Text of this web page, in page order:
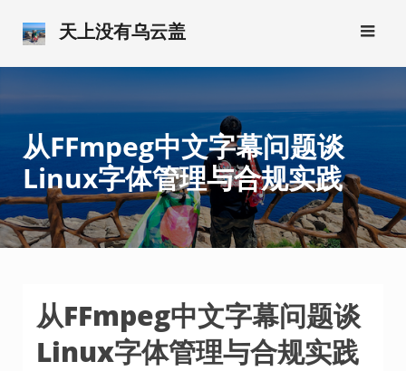
天上没有乌云盖
从FFmpeg中文字幕问题谈
Linux字体管理与合规实践
从FFmpeg中文字幕问题谈
Linux字体管理与合规实践